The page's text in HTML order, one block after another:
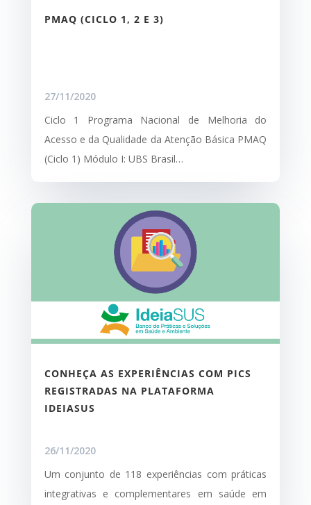
PMAQ (CICLO 1, 2 E 3)
27/11/2020
Ciclo 1 Programa Nacional de Melhoria do
Acesso e da Qualidade da Atenção Básica PMAQ
(Ciclo 1) Módulo I: UBS Brasil…
CONHEÇA AS EXPERIÊNCIAS COM PICS
REGISTRADAS NA PLATAFORMA
IDEIASUS
26/11/2020
Um conjunto de 118 experiências com práticas
integrativas e complementares em saúde em